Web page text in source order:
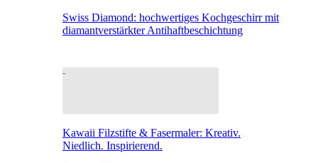
Swiss Diamond: hochwertiges Kochgeschirr mit
diamantverstärkter Antihaftbeschichtung
Kawaii Filzstifte & Fasermaler: Kreativ.
Niedlich. Inspirierend.